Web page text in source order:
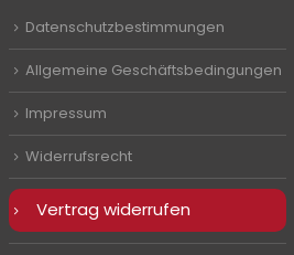
Datenschutzbestimmungen
Allgemeine Geschäftsbedingungen
Impressum
Widerrufsrecht
Vertrag widerrufen